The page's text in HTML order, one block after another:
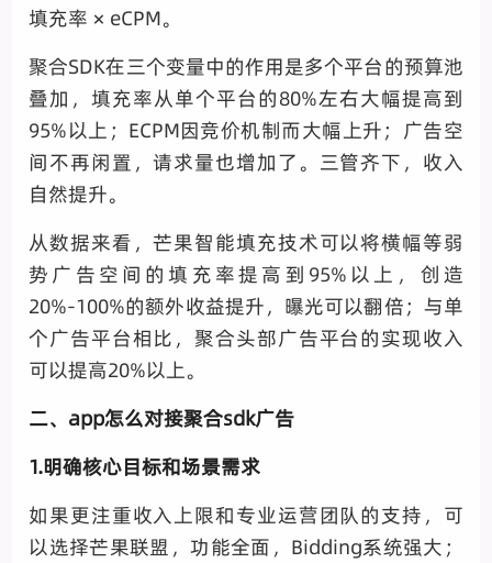
填充率 × eCPM。
聚合SDK在三个变量中的作用是多个平台的预算池
叠加，填充率从单个平台的80%左右大幅提高到
95%以上；ECPM因竞价机制而大幅上升；广告空
间不再闲置，请求量也增加了。三管齐下，收入
自然提升。
从数据来看，芒果智能填充技术可以将横幅等弱
势广告空间的填充率提高到95%以上，创造
20%-100%的额外收益提升，曝光可以翻倍；与单
个广告平台相比，聚合头部广告平台的实现收入
可以提高20%以上。
二、app怎么对接聚合sdk广告
1.明确核心目标和场景需求
如果更注重收入上限和专业运营团队的支持，可
以选择芒果联盟，功能全面，Bidding系统强大；